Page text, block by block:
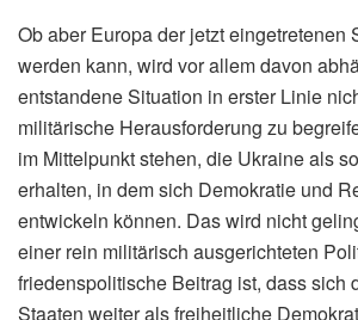
Ob aber Europa der jetzt eingetretenen
werden kann, wird vor allem davon
entstandene Situation in erster Linie
militärische Herausforderung zu
im Mittelpunkt stehen, die Ukraine als
erhalten, in dem sich Demokratie und
entwickeln können. Das wird nicht
einer rein militärisch ausgerichteten
friedenspolitische Beitrag ist, dass sich
Staaten weiter als freiheitliche